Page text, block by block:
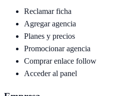
Reclamar ficha
Agregar agencia
Planes y precios
Promocionar agencia
Comprar enlace follow
Acceder al panel